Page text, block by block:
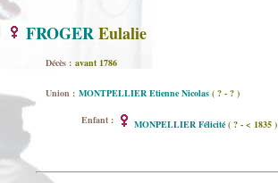
FROGEREulalie
Décès : avant 1786
Union : MONTPELLIER Etienne Nicolas ( ? - ? )
Enfant : MONPELLIER Félicité ( ? - < 1835 )